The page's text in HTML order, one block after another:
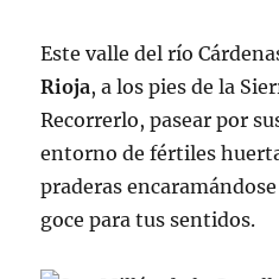
Este valle del río
Rioja, a los pies de la
Recorrerlo, pasear por
entorno de fértiles
praderas
goce para tus sentidos.